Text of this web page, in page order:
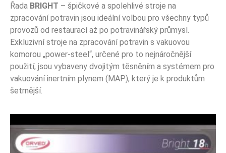
Řada BRIGHT – špičkové a spolehlivé stroje na
zpracování potravin jsou ideální volbou pro všechny typů
provozů od restaurací až po potravinářský průmysl.
Exkluzivní stroje na zpracování potravin s vakuovou
komorou „power-steel“, určené pro to nejnáročnější
použití, jsou vybaveny dvojitým těsněním a systémem pro
vakuování inertním plynem (MAP), který je k produktům
šetrnější.